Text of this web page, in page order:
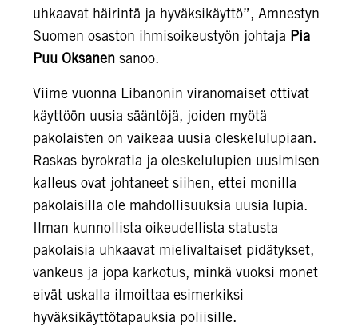
uhkaavat häirintä ja hyväksikäyttö”, Amnestyn
Suomen osaston ihmisoikeustyön johtaja Pia
Puu Oksanen sanoo.
Viime vuonna Libanonin viranomaiset ottivat
käyttöön uusia sääntöjä, joiden myötä
pakolaisten on vaikeaa uusia oleskelulupiaan.
Raskas byrokratia ja oleskelulupien uusimisen
kalleus ovat johtaneet siihen, ettei monilla
pakolaisilla ole mahdollisuuksia uusia lupia.
Ilman kunnollista oikeudellista statusta
pakolaisia uhkaavat mielivaltaiset pidätykset,
vankeus ja jopa karkotus, minkä vuoksi monet
eivät uskalla ilmoittaa esimerkiksi
hyväksikäyttötapauksia poliisille.